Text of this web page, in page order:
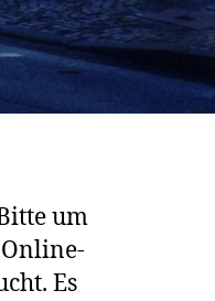
um
Es